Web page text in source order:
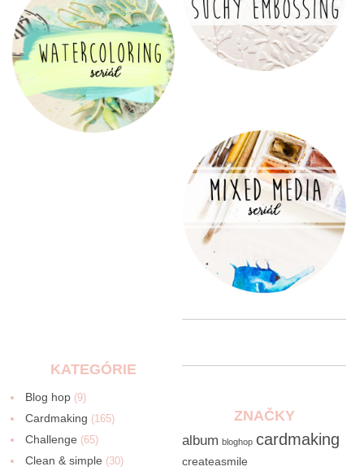
KATEGÓRIE
Blog hop (9)
Cardmaking (165)
Challenge (65)
Clean & simple (30)
ZNAČKY
album bloghop cardmaking
createasmile